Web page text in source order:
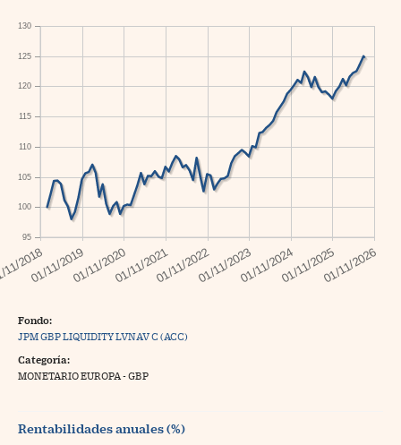
95
100
105
110
115
120
125
130
Fondo:
JPM GBP LIQUIDITY LVNAV C (ACC)
Categoría:
MONETARIO EUROPA - GBP
Rentabilidades anuales (%)